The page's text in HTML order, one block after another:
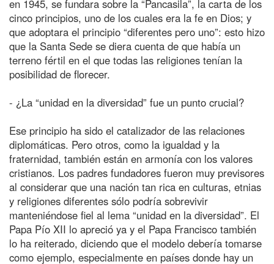
en 1945, se fundara sobre la “Pancasila”, la carta de los
cinco principios, uno de los cuales era la fe en Dios; y
que adoptara el principio “diferentes pero uno”: esto hizo
que la Santa Sede se diera cuenta de que había un
terreno fértil en el que todas las religiones tenían la
posibilidad de florecer.
- ¿La “unidad en la diversidad” fue un punto crucial?
Ese principio ha sido el catalizador de las relaciones
diplomáticas. Pero otros, como la igualdad y la
fraternidad, también están en armonía con los valores
cristianos. Los padres fundadores fueron muy previsores
al considerar que una nación tan rica en culturas, etnias
y religiones diferentes sólo podría sobrevivir
manteniéndose fiel al lema “unidad en la diversidad”. El
Papa Pío XII lo apreció ya y el Papa Francisco también
lo ha reiterado, diciendo que el modelo debería tomarse
como ejemplo, especialmente en países donde hay un